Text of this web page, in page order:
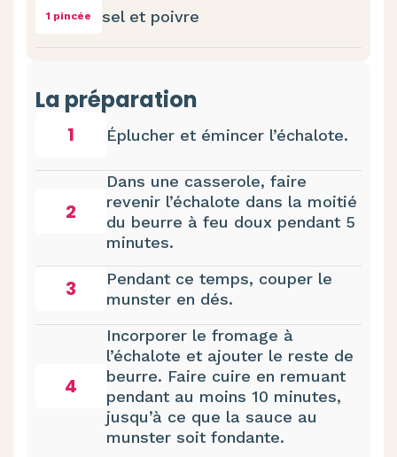
1 pincée sel et poivre
La préparation
1 Éplucher et émincer l’échalote.
2
Dans une casserole, faire
revenir l’échalote dans la moitié
du beurre à feu doux pendant 5
minutes.
3
Pendant ce temps, couper le
munster en dés.
4
Incorporer le fromage à
l’échalote et ajouter le reste de
beurre. Faire cuire en remuant
pendant au moins 10 minutes,
jusqu’à ce que la sauce au
munster soit fondante.